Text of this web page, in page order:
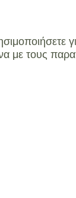
με τους